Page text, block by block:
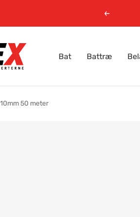
Forrige
Bat Battræ
50 meter